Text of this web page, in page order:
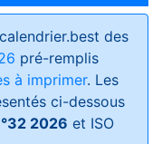
des
pré-remplis
à imprimer. Les
ci-dessous
2026 et ISO